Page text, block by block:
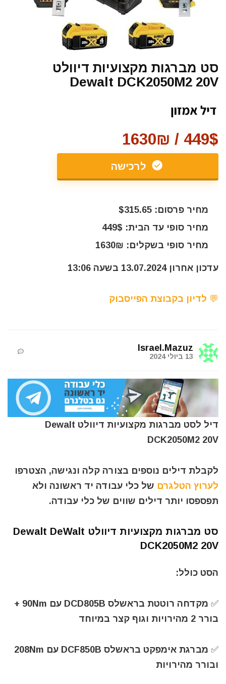
סט מברגות מקצועיות דיוולט
Dewalt DCK2050M2 20V
449$ / 1630₪
לרכישה
מחיר פרסום: $315.65
מחיר סופי עד הבית: 449$
מחיר סופי בשקלים: 1630₪
עדכון אחרון 13.07.2024 בשעה 13:06
💬 לדיון בקבוצת הפייסבוק
Israel.Mazuz
13 ביולי 2024
דיל לסט מברגות מקצועיות דיוולט Dewalt
DCK2050M2 20V
לקבלת דילים נוספים בצורה קלה ונגישה, הצטרפו
לערוץ הטלגרם של כלי עבודה יד ראשונה ולא
תפספסו יותר דילים שווים של כלי עבודה.
סט מברגות מקצועיות דיוולט Dewalt DeWalt
DCK2050M2 20V
הסט כולל:
✅ מקדחה רוטטת בראשלס DCD805B עם 90Nm +
בורר 2 מהירויות וגוף קצר במיוחד
✅ מברגת אימפקט בראשלס DCF850B עם 208Nm
ובורר מהירויות